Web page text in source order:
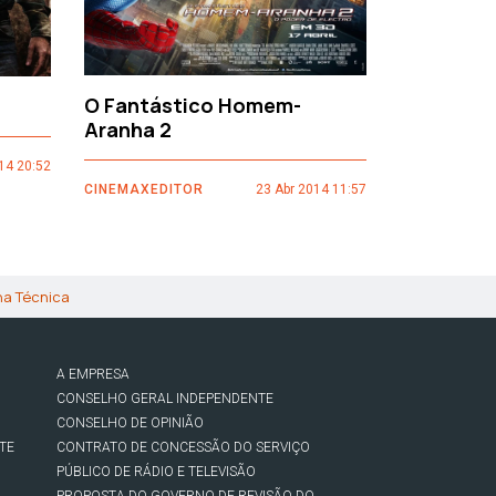
20:52
O Fantástico Homem-
Aranha 2
CINEMAXEDITOR 23 Abr 2014 11:57
Técnica
A EMPRESA
CONSELHO GERAL INDEPENDENTE
CONSELHO DE OPINIÃO
CONTRATO DE CONCESSÃO DO SERVIÇO
PÚBLICO DE RÁDIO E TELEVISÃO